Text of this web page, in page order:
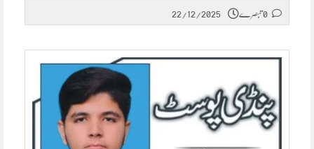
22/12/2025